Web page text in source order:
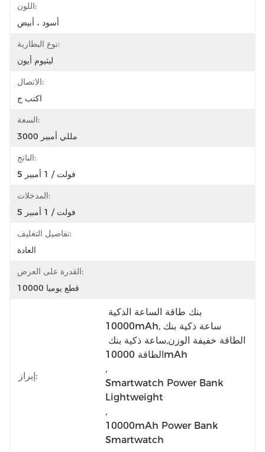
اللون:
أسود ، أبيض
نوع البطارية:
ليثيوم أيون
الاتصال:
اكتب ج
السعة:
3000 مللي أمبير
الناتج:
5 فولت / 1 أمبير
المدخلات:
5 فولت / 1 أمبير
تفاصيل التغليف:
العادة
القدرة على العرض:
10000 قطع يوميا
إبراز:
10000mAh,ساعة ذكية بنك
الطاقة 10000mAh
,
Smartwatch Power Bank
Lightweight
,
10000mAh Power Bank
Smartwatch